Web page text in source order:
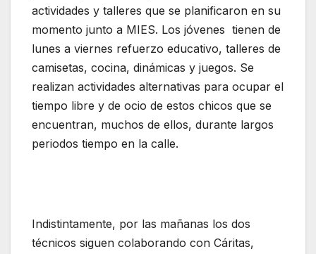
actividades y talleres que se planificaron en su
momento junto a MIES. Los jóvenes tienen de
lunes a viernes refuerzo educativo, talleres de
camisetas, cocina, dinámicas y juegos. Se
realizan actividades alternativas para ocupar el
tiempo libre y de ocio de estos chicos que se
encuentran, muchos de ellos, durante largos
periodos tiempo en la calle.
Indistintamente, por las mañanas los dos
técnicos siguen colaborando con Cáritas,